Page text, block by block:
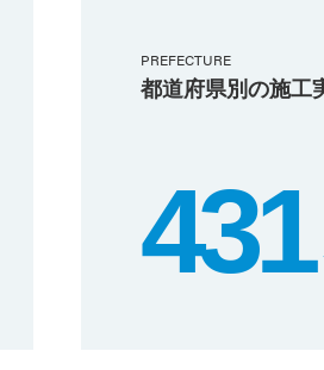
PREFECTURE
都道府県別の施工
431